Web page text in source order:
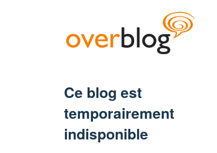
Ce blog est
temporairement
indisponible